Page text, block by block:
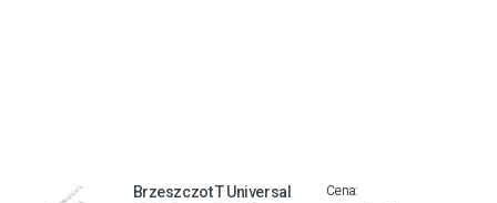
Brzeszczot T Universal
Cena: